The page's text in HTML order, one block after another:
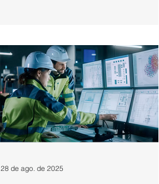
28 de ago. de 2025